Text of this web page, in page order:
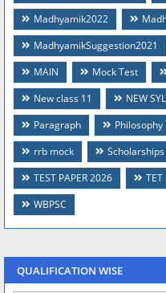
Madhyamik2022
MadhyamikSuggestion2021
MAIN
Mock Test
New class 11
NEW
Paragraph
Philosophy
rrb mock
Scholarships
TEST PAPER 2026
TET
WBPSC
QUALIFICATION WISE